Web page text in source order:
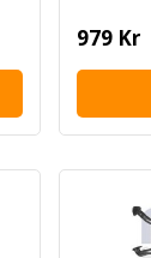
979 Kr